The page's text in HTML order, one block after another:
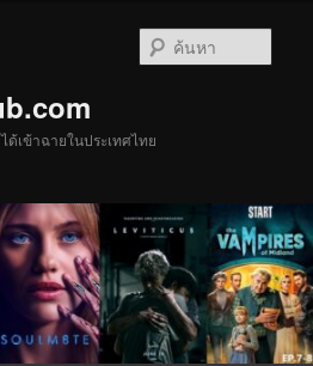
เข้าฉายในประเทศไทย